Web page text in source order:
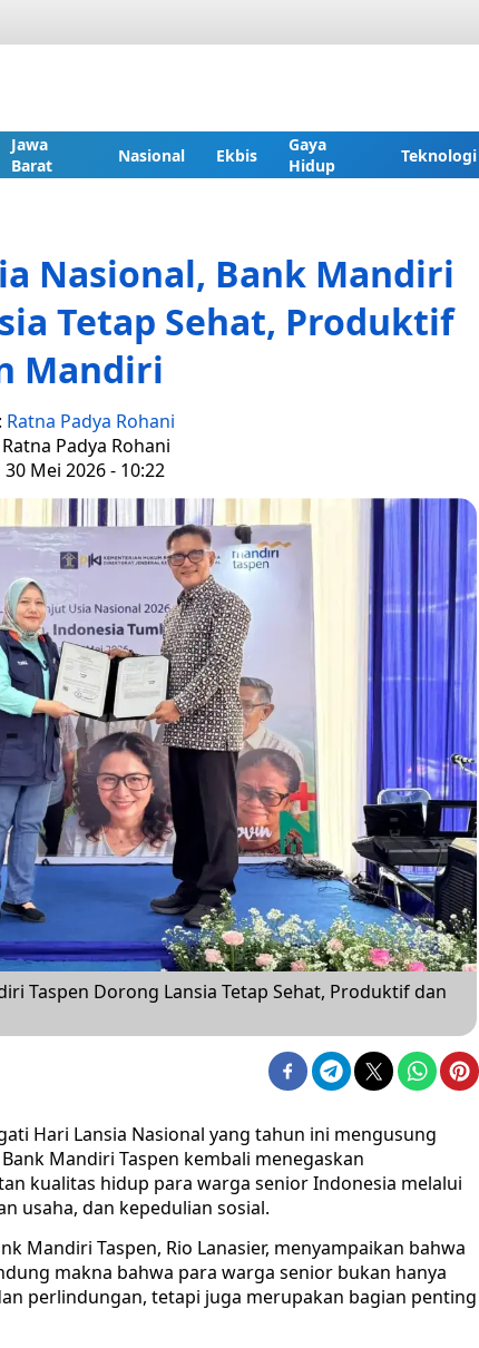
Jawa
Barat
Nasional Ekbis
Gaya
Hidup
Teknologi
Nasional, Bank Mandiri
Tetap Sehat, Produktif
Mandiri
Ratna Padya Rohani
Padya Rohani
Mei 2026 - 10:22
Taspen Dorong Lansia Tetap Sehat, Produktif dan
Hari Lansia Nasional yang tahun ini mengusung
Mandiri Taspen kembali menegaskan
kualitas hidup para warga senior Indonesia melalui
usaha, dan kepedulian sosial.
Mandiri Taspen, Rio Lanasier, menyampaikan bahwa
makna bahwa para warga senior bukan hanya
perlindungan, tetapi juga merupakan bagian penting